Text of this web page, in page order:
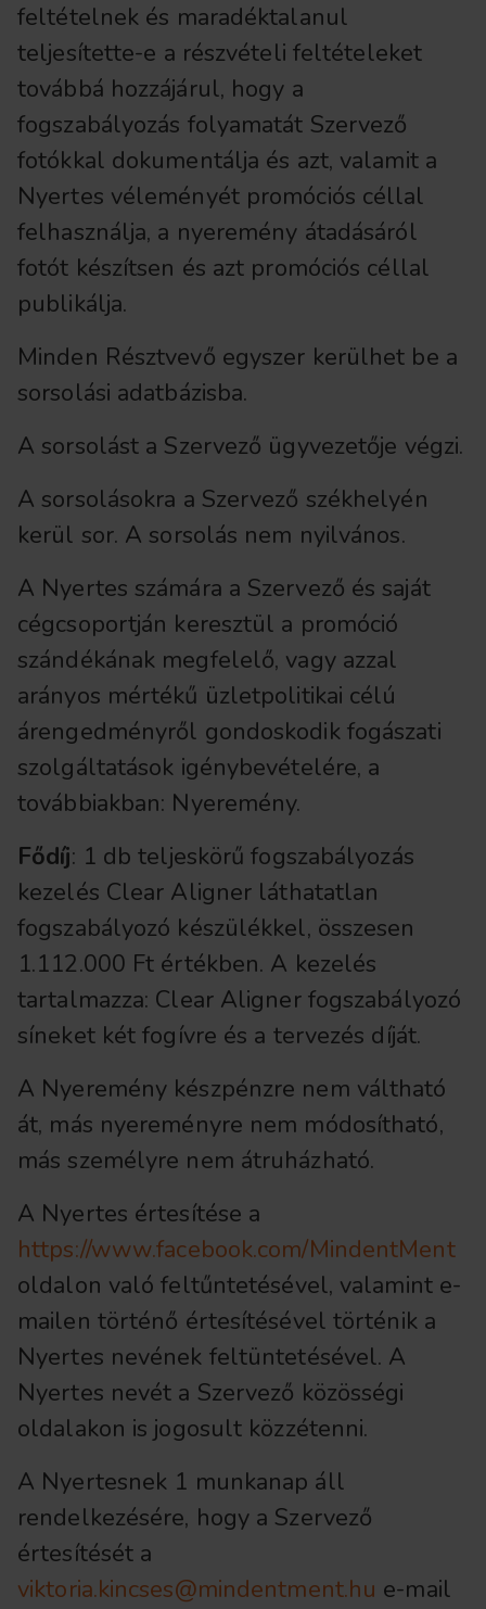
feltételnek és maradéktalanul
teljesítette-e a részvételi feltételeket
továbbá hozzájárul, hogy a
fogszabályozás folyamatát Szervező
fotókkal dokumentálja és azt, valamit a
Nyertes véleményét promóciós céllal
felhasználja, a nyeremény átadásáról
fotót készítsen és azt promóciós céllal
publikálja.
Minden Résztvevő egyszer kerülhet be a
sorsolási adatbázisba.
A sorsolást a Szervező ügyvezetője végzi.
A sorsolásokra a Szervező székhelyén
kerül sor. A sorsolás nem nyilvános.
A Nyertes számára a Szervező és saját
cégcsoportján keresztül a promóció
szándékának megfelelő, vagy azzal
arányos mértékű üzletpolitikai célú
árengedményről gondoskodik fogászati
szolgáltatások igénybevételére, a
továbbiakban: Nyeremény.
Fődíj: 1 db teljeskörű fogszabályozás
kezelés Clear Aligner láthatatlan
fogszabályozó készülékkel, összesen
1.112.000 Ft értékben. A kezelés
tartalmazza: Clear Aligner fogszabályozó
síneket két fogívre és a tervezés díját.
A Nyeremény készpénzre nem váltható
át, más nyereményre nem módosítható,
más személyre nem átruházható.
A Nyertes értesítése a
https://www.facebook.com/MindentMent
oldalon való feltűntetésével, valamint e-
mailen történő értesítésével történik a
Nyertes nevének feltüntetésével. A
Nyertes nevét a Szervező közösségi
oldalakon is jogosult közzétenni.
A Nyertesnek 1 munkanap áll
rendelkezésére, hogy a Szervező
értesítését a
viktoria.kincses@mindentment.hu e-mail